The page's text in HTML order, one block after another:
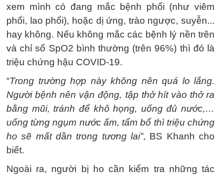
xem mình có đang mắc bệnh phổi (như viêm
phổi, lao phổi), hoặc dị ứng, trào ngược, suyễn...
hay không. Nếu không mắc các bệnh lý nền trên
và chỉ số SpO2 bình thường (trên 96%) thì đó là
triệu chứng hậu COVID-19.
“Trong trường hợp này không nên quá lo lắng.
Người bệnh nên vận động, tập thở hít vào thở ra
bằng mũi, tránh để khô họng, uống đủ nước,…
uống từng ngụm nước ấm, tẩm bổ thì triệu chứng
ho sẽ mất dần trong tương lai”, BS Khanh cho
biết.
Ngoài ra, người bị ho cần kiểm tra những tác